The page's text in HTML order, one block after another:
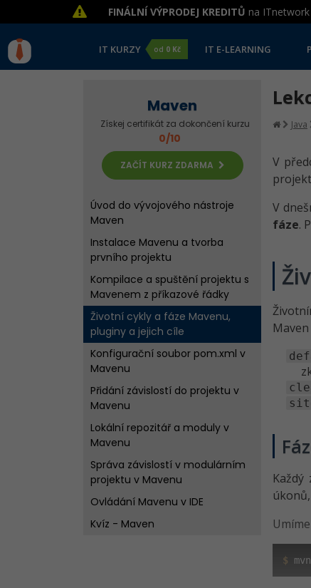
FINÁLNÍ VÝPRODEJ KREDITŮ na
IT KURZY od 0 Kč IT E-LEARNING
Maven
Získej certifikát za dokončení kurzu
0/10
ZAČÍT KURZ ZDARMA
Úvod do vývojového nástroje
Maven
Instalace Mavenu a tvorba
prvního projektu
Kompilace a spuštění projektu s
Mavenem z příkazové řádky
Životní cykly a fáze Mavenu,
pluginy a jejich cíle
Konfigurační soubor pom.xml v
Mavenu
Přidání závislostí do projektu v
Mavenu
Lokální repozitář a moduly v
Mavenu
Správa závislostí v modulárním
projektu v Mavenu
Ovládání Mavenu v IDE
Kvíz - Maven
Java
V
V
fáze.
$